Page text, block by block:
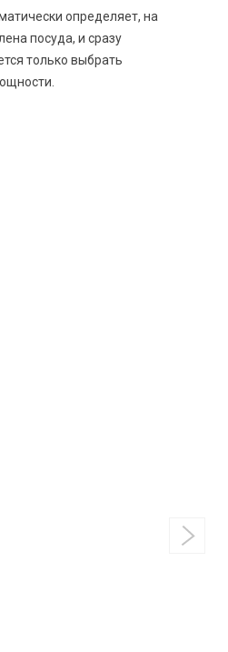
определяет, на
посуда, и сразу
только выбрать